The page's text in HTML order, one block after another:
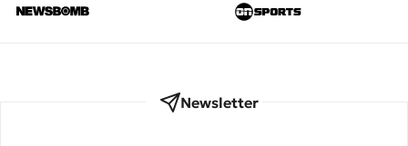
Newsletter